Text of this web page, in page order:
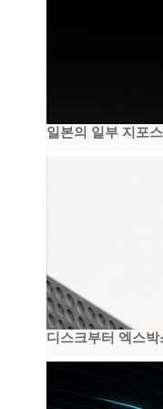
일본의 일부 지포
디스크부터 엑스